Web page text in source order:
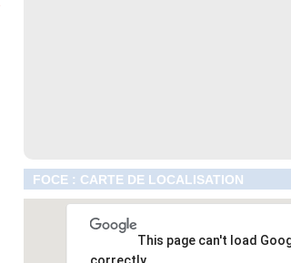
FOCE : CARTE DE LOCALISATION
This page can't load
correctly.